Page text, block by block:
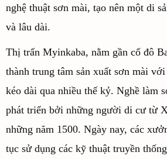
nghệ thuật sơn mài, tạo nên một di
và lâu dài.
Thị trấn Myinkaba, nằm gần cố đô
thành trung tâm sản xuất sơn mài
kéo dài qua nhiều thế kỷ. Nghề làm
phát triển bởi những người di cư từ
những năm 1500. Ngày nay, các
tục sử dụng các kỹ thuật truyền